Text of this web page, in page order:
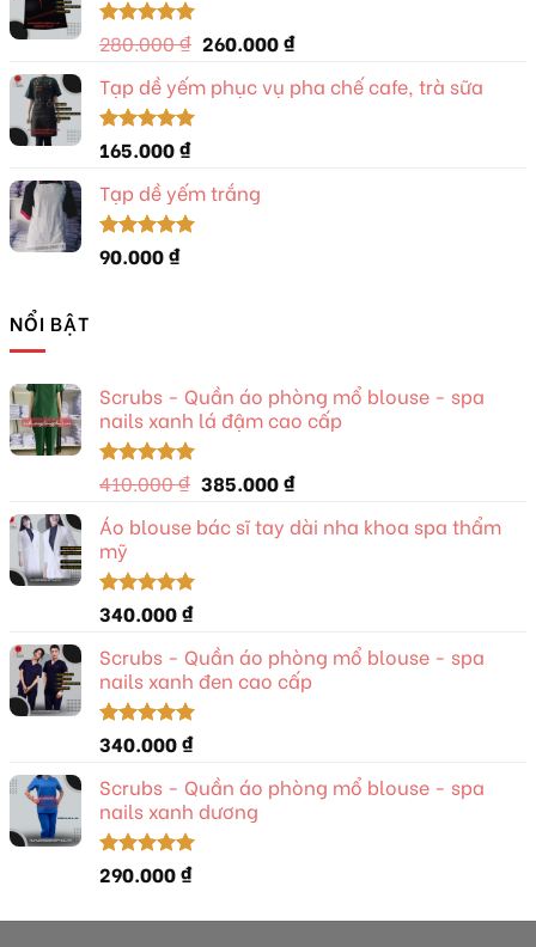
385.000 ₫.
Được xếp
5 sao
280.000₫ Giá
là:
260.000₫Giá
tại
Tạp dề yếm phục vụ pha chế cafe, trà sữa
Được xếp
hạng 5.00
5 sao
165.000₫
Tạp dề yếm trắng
Được xếp
hạng5.00
90.000₫
NỔI BẬT
Scrubs - Quần áo phòng mổ blouse - spa
nails xanh lá đậm cao cấp
Được xếp
5 sao
410.000₫ Giá
là:
385.000₫Giá
tại
Áo blouse bác sĩ tay dài nha khoa spa thẩm
mỹ
Được xếp
hạng 5.00
5 sao
340.000₫
Scrubs - Quần áo phòng mổ blouse - spa
nails xanh đen cao cấp
Được xếp
hạng 5.00
5 sao
340.000₫
Scrubs - Quần áo phòng mổ blouse - spa
nails xanh dương
Được xếp
hạng5.00
290.000₫